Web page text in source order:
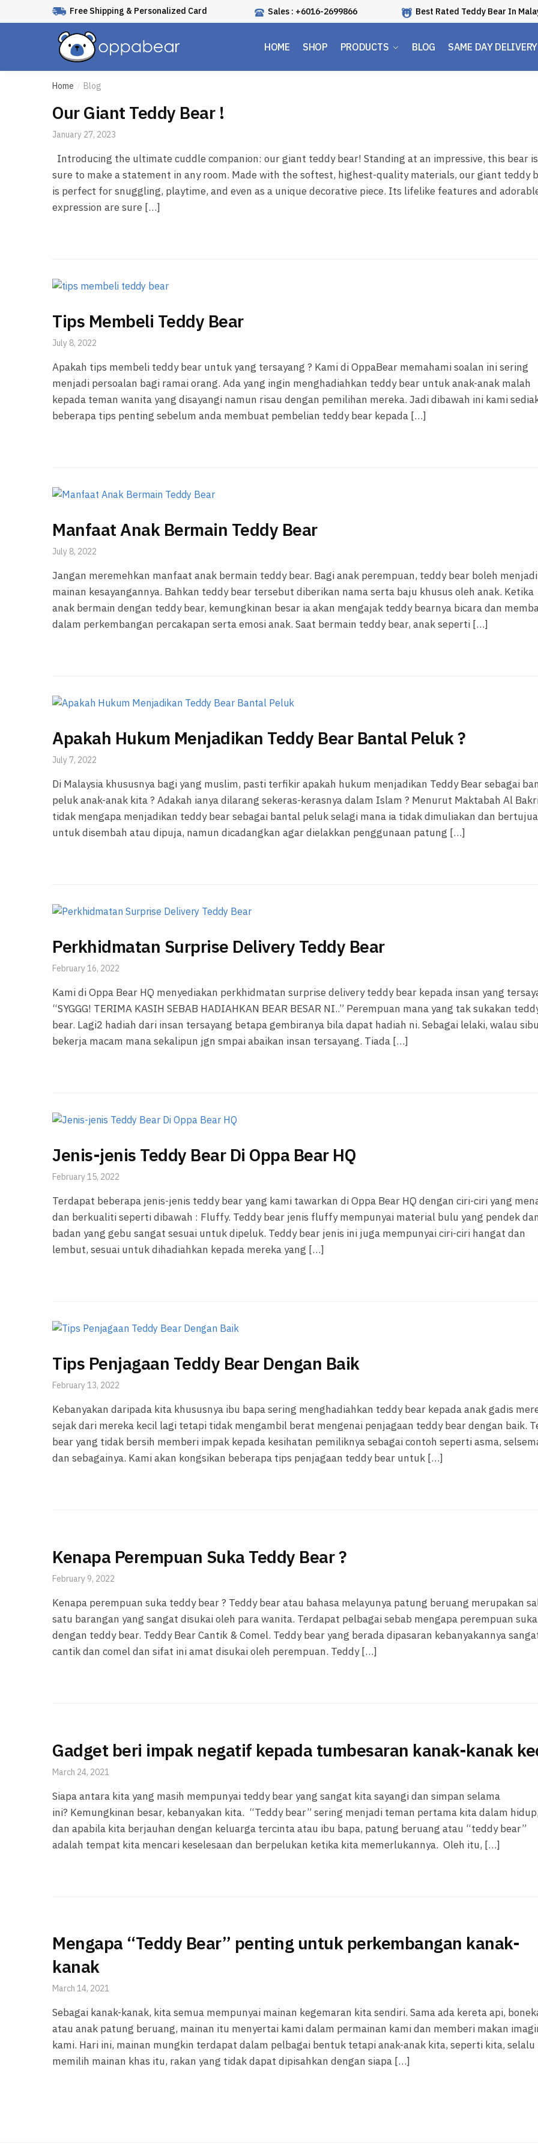
Free Shipping & Personalized Card Sales : +6016-2699866 Best Rated Teddy Bear In
HOME SHOP PRODUCTS BLOG SAME DAY DELIVERY
Home / Blog
Our Giant Teddy Bear !
January 27, 2023
Introducing the ultimate cuddle companion: our giant teddy bear! Standing at an impressive, this bear is
sure to make a statement in any room. Made with the softest, highest-quality materials, our giant teddy
is perfect for snuggling, playtime, and even as a unique decorative piece. Its lifelike features and
expression are sure […]
Tips Membeli Teddy Bear
July 8, 2022
Apakah tips membeli teddy bear untuk yang tersayang ? Kami di OppaBear memahami soalan ini sering
menjadi persoalan bagi ramai orang. Ada yang ingin menghadiahkan teddy bear untuk anak-anak malah
kepada teman wanita yang disayangi namun risau dengan pemilihan mereka. Jadi dibawah ini kami
beberapa tips penting sebelum anda membuat pembelian teddy bear kepada […]
Manfaat Anak Bermain Teddy Bear
July 8, 2022
Jangan meremehkan manfaat anak bermain teddy bear. Bagi anak perempuan, teddy bear boleh menjadi
mainan kesayangannya. Bahkan teddy bear tersebut diberikan nama serta baju khusus oleh anak. Ketika
anak bermain dengan teddy bear, kemungkinan besar ia akan mengajak teddy bearnya bicara dan
dalam perkembangan percakapan serta emosi anak. Saat bermain teddy bear, anak seperti […]
Apakah Hukum Menjadikan Teddy Bear Bantal Peluk ?
July 7, 2022
Di Malaysia khususnya bagi yang muslim, pasti terfikir apakah hukum menjadikan Teddy Bear sebagai
peluk anak-anak kita ? Adakah ianya dilarang sekeras-kerasnya dalam Islam ? Menurut Maktabah Al
tidak mengapa menjadikan teddy bear sebagai bantal peluk selagi mana ia tidak dimuliakan dan
untuk disembah atau dipuja, namun dicadangkan agar dielakkan penggunaan patung […]
Perkhidmatan Surprise Delivery Teddy Bear
February 16, 2022
Kami di Oppa Bear HQ menyediakan perkhidmatan surprise delivery teddy bear kepada insan yang
“SYGGG! TERIMA KASIH SEBAB HADIAHKAN BEAR BESAR NI..” Perempuan mana yang tak sukakan
bear. Lagi2 hadiah dari insan tersayang betapa gembiranya bila dapat hadiah ni. Sebagai lelaki, walau
bekerja macam mana sekalipun jgn smpai abaikan insan tersayang. Tiada […]
Jenis-jenis Teddy Bear Di Oppa Bear HQ
February 15, 2022
Terdapat beberapa jenis-jenis teddy bear yang kami tawarkan di Oppa Bear HQ dengan ciri-ciri yang
dan berkualiti seperti dibawah : Fluffy. Teddy bear jenis fluffy mempunyai material bulu yang pendek
badan yang gebu sangat sesuai untuk dipeluk. Teddy bear jenis ini juga mempunyai ciri-ciri hangat dan
lembut, sesuai untuk dihadiahkan kepada mereka yang […]
Tips Penjagaan Teddy Bear Dengan Baik
February 13, 2022
Kebanyakan daripada kita khususnya ibu bapa sering menghadiahkan teddy bear kepada anak gadis
sejak dari mereka kecil lagi tetapi tidak mengambil berat mengenai penjagaan teddy bear dengan baik.
bear yang tidak bersih memberi impak kepada kesihatan pemiliknya sebagai contoh seperti asma,
dan sebagainya. Kami akan kongsikan beberapa tips penjagaan teddy bear untuk […]
Kenapa Perempuan Suka Teddy Bear ?
February 9, 2022
Kenapa perempuan suka teddy bear ? Teddy bear atau bahasa melayunya patung beruang merupakan
satu barangan yang sangat disukai oleh para wanita. Terdapat pelbagai sebab mengapa perempuan suka
dengan teddy bear. Teddy Bear Cantik & Comel. Teddy bear yang berada dipasaran kebanyakannya
cantik dan comel dan sifat ini amat disukai oleh perempuan. Teddy […]
Gadget beri impak negatif kepada tumbesaran kanak-kanak
March 24, 2021
Siapa antara kita yang masih mempunyai teddy bear yang sangat kita sayangi dan simpan selama
ini? Kemungkinan besar, kebanyakan kita. “Teddy bear” sering menjadi teman pertama kita dalam hidup,
dan apabila kita berjauhan dengan keluarga tercinta atau ibu bapa, patung beruang atau “teddy bear”
adalah tempat kita mencari keselesaan dan berpelukan ketika kita memerlukannya. Oleh itu, […]
Mengapa “Teddy Bear” penting untuk perkembangan kanak-
kanak
March 14, 2021
Sebagai kanak-kanak, kita semua mempunyai mainan kegemaran kita sendiri. Sama ada kereta api,
atau anak patung beruang, mainan itu menyertai kami dalam permainan kami dan memberi makan
kami. Hari ini, mainan mungkin terdapat dalam pelbagai bentuk tetapi anak-anak kita, seperti kita, selalu
memilih mainan khas itu, rakan yang tidak dapat dipisahkan dengan siapa […]